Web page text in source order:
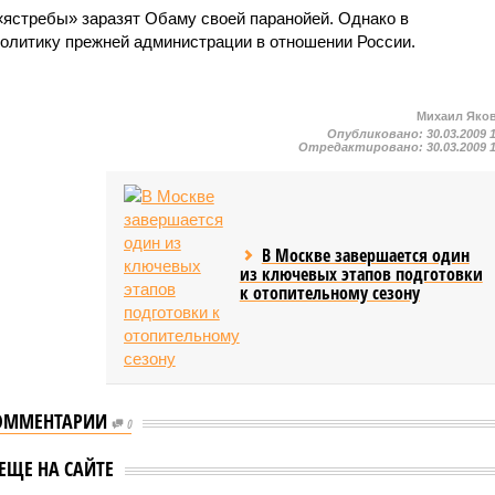
заразят Обаму своей паранойей. Однако в
прежней администрации в отношении России.
Михаил
Опубликовано:30.03.2009
Отредактировано:30.03.2009
В Москве завершается один
из ключевых этапов подготовки
к отопительному сезону
0
НА САЙТЕ
может
В ЕС обеспокоились